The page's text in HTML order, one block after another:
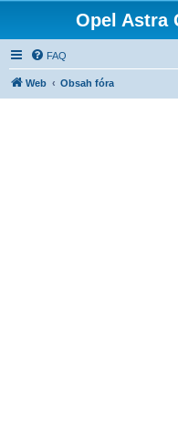
Opel Astra
FAQ
Web Obsah fóra